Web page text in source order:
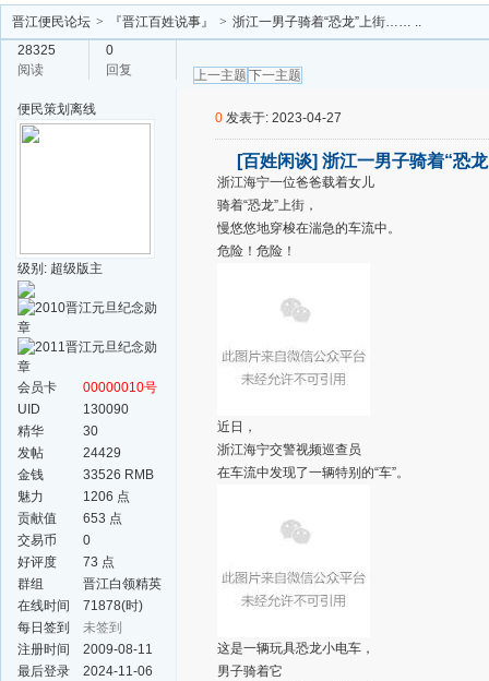
晋江便民论坛 > 『晋江百姓说事』 > 浙江一男子骑着“恐龙”上街…… ..
28325
阅读
0
回复
上一主题 下一主题
便民策划 离线
级别: 超级版主
会员卡
00000010号
UID
130090
精华
30
发帖
24429
金钱
33526 RMB
魅力
1206 点
贡献值
653 点
交易币
0
好评度
73 点
群组
晋江白领精英
群
在线时间
71878(时)
每日签到
未签到
注册时间
2009-08-11
最后登录
2024-11-06
0 发表于: 2023-04-27
[百姓闲谈] 浙江一男子骑着“恐
浙江海宁一位爸爸载着女儿
骑着“恐龙”上街，
慢悠悠地穿梭在湍急的车流中。
危险！危险！
近日，
浙江海宁交警视频巡查员
在车流中发现了一辆特别的“车”。
这是一辆玩具恐龙小电车，
男子骑着它